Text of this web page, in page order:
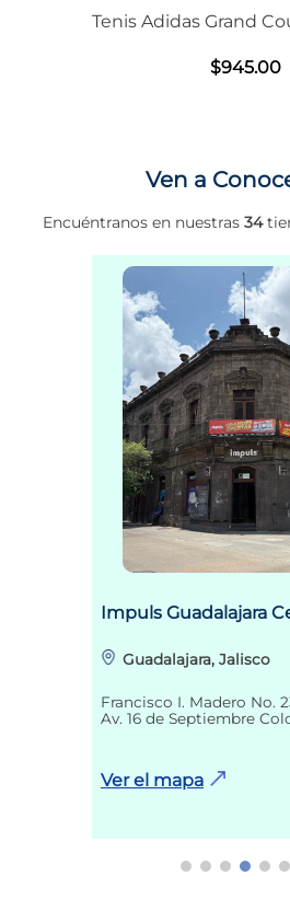
Tenis Adidas Grand
$945.00
Ven a
Encuéntranos en nuestras 34
Impuls Guadalajara
Guadalajara, Jalisco
Francisco I. Madero No.
Av. 16 de Septiembre
Ver el mapa